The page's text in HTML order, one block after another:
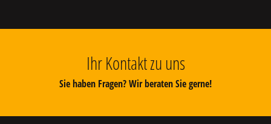
Ihr Kontakt zu uns
Sie haben Fragen? Wir beraten Sie gerne!